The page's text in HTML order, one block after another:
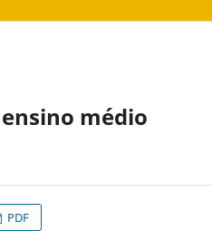
médio
PDF